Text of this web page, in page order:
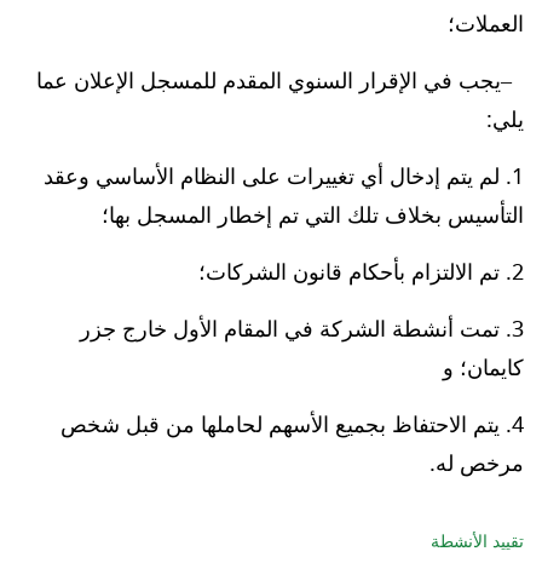
العملات؛
يجب في الإقرار السنوي المقدم للمسجل الإعلان عما
يلي:
لم يتم إدخال أي تغييرات على النظام الأساسي وعقد
التأسيس بخلاف تلك التي تم إخطار المسجل بها؛
تم الالتزام بأحكام قانون الشركات؛
تمت أنشطة الشركة في المقام الأول خارج جزر
كايمان؛ و
يتم الاحتفاظ بجميع الأسهم لحاملها من قبل شخص
مرخص له.
تقييد الأنشطة